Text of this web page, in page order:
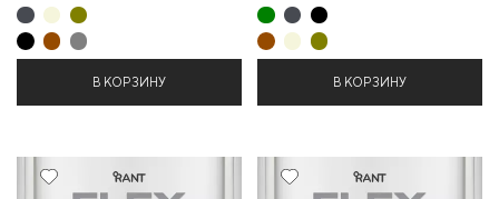
В КОРЗИНУ В КОРЗИНУ
12% 12%